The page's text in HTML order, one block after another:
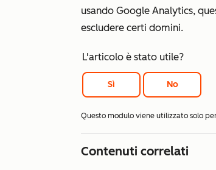
usando Google Analytics,
escludere certi domini.
L'articolo è stato utile?
Sì No
Questo modulo viene utilizzato solo
Contenuti correlati